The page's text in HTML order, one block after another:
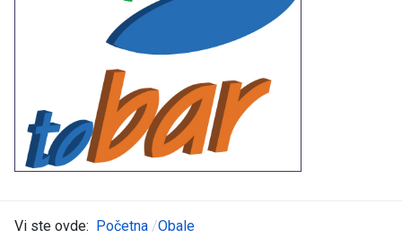
Vi ste ovde: Početna Obale